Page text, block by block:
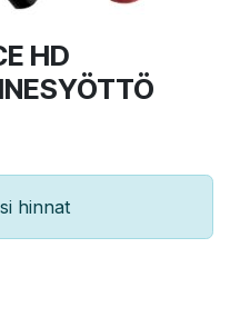
HD
hinnat